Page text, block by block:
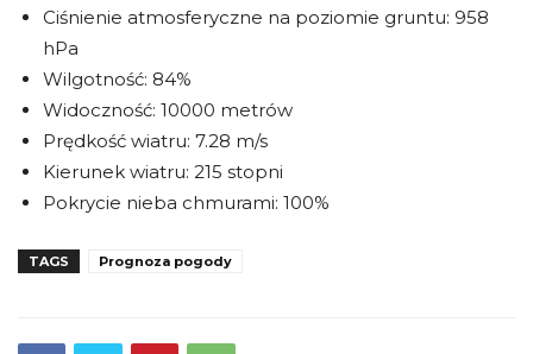
Ciśnienie atmosferyczne na poziomie gruntu: 958
hPa
Wilgotność: 84%
Widoczność: 10000 metrów
Prędkość wiatru: 7.28 m/s
Kierunek wiatru: 215 stopni
Pokrycie nieba chmurami: 100%
TAGS Prognoza pogody